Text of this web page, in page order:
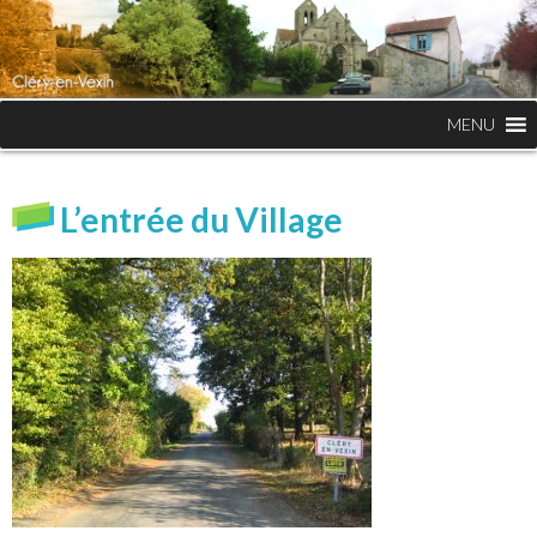
MENU
L’entrée du Village